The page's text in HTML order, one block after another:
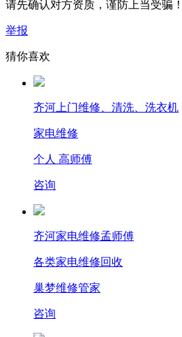
请先确认对方资质，谨防上当受骗
举报
猜你喜欢
齐河上门维修、清洗、洗衣机
家电维修
个人 高师傅
咨询
齐河家电维修孟师傅
各类家电维修回收
巢梦维修管家
咨询